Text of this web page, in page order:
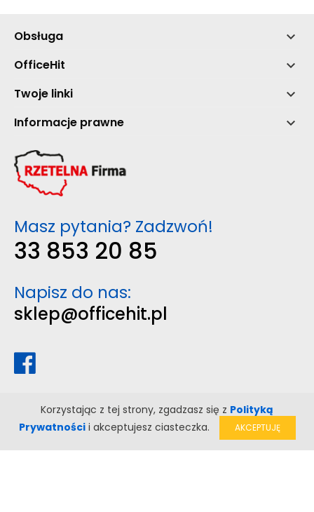
Obsługa 
OfficeHit 
Twoje linki 
Informacje prawne 
Masz pytania? Zadzwoń!
33 853 20 85
Napisz do nas:
sklep@officehit.pl
Korzystając z tej strony, zgadzasz się z Polityką
Prywatnościi akceptujesz ciasteczka. AKCEPTUJĘ